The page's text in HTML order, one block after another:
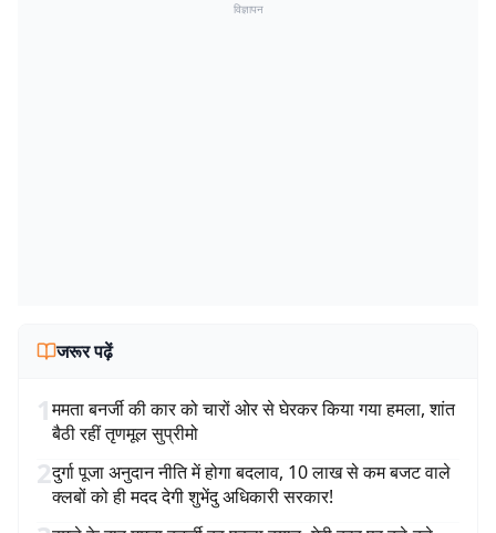
विज्ञापन
जरूर पढ़ें
1ममता बनर्जी की कार को चारों ओर से घेरकर किया गया हमला, शांत
बैठी रहीं तृणमूल सुप्रीमो
2दुर्गा पूजा अनुदान नीति में होगा बदलाव, 10 लाख से कम बजट वाले
क्लबों को ही मदद देगी शुभेंदु अधिकारी सरकार!